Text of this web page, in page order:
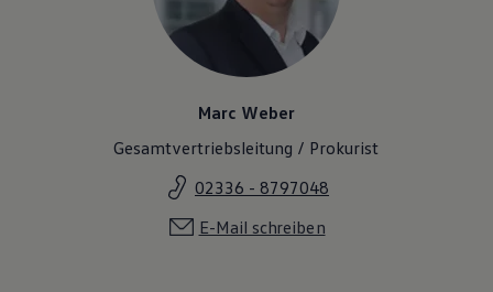
Marc Weber
Gesamtvertriebsleitung / Prokurist
02336 - 8797048
E-Mail schreiben